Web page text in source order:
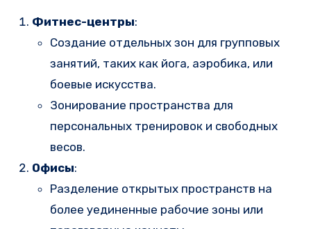
Фитнес-центры:
Создание отдельных зон для групповых
занятий, таких как йога, аэробика, или
боевые искусства.
Зонирование пространства для
персональных тренировок и свободных
весов.
Офисы:
Разделение открытых пространств на
более уединенные рабочие зоны или